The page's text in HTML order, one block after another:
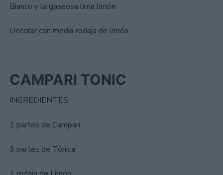
Bianco y la gaseosa lima limón.
Decorar con media rodaja de limón.
CAMPARI TONIC
INGREDIENTES:
1 partes de Campari
3 partes de Tónica